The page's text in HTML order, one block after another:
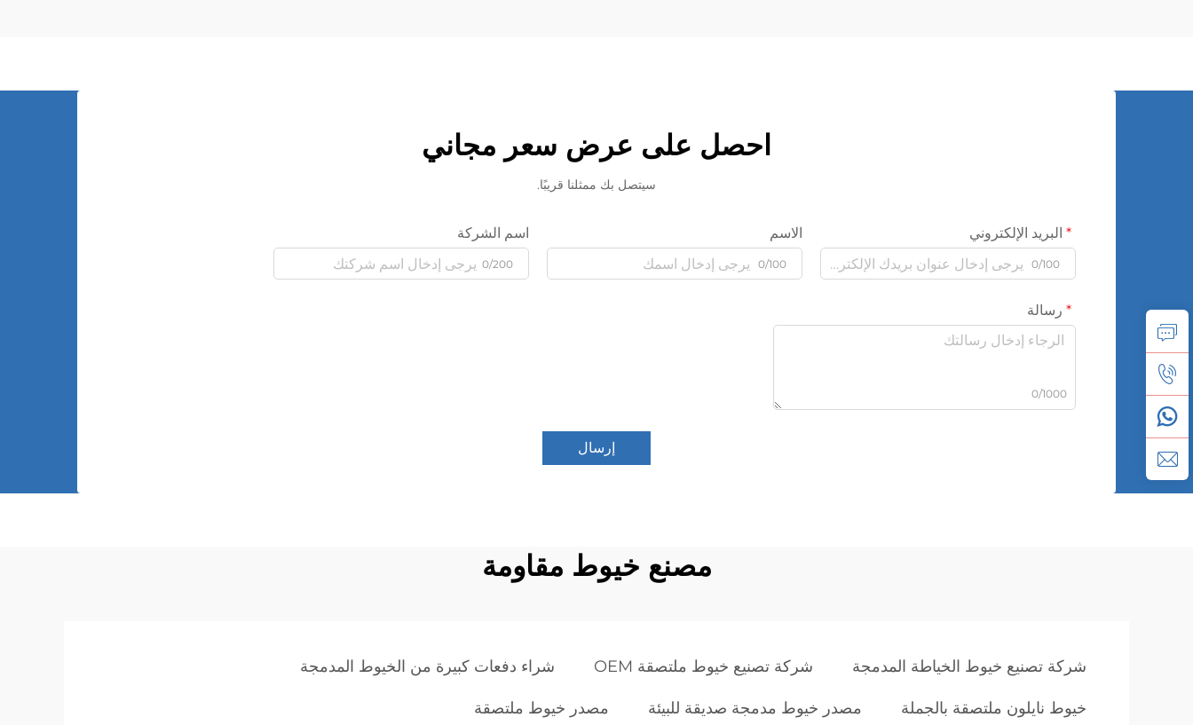
احصل على عرض سعر مجاني
سيتصل بك ممثلنا قريبًا.
البريد الإلكتروني
0/100
الاسم
0/100
اسم الشركة
0/200
رسالة
0/1000
إرسال
مصنع خيوط مقاومة
شركة تصنيع خيوط الخياطة المدمجة شركة تصنيع خيوط ملتصقة OEM شراء دفعات كبيرة من الخيوط المدمجة
خيوط نايلون ملتصقة بالجملة مصدر خيوط مدمجة صديقة للبيئة مصدر خيوط ملتصقة